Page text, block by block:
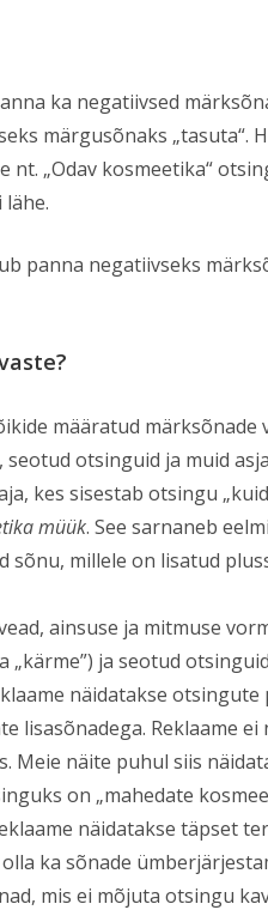
ka negatiivsed
märgusõnaks „tasuta“.
nt. „Odav kosmeetika“
panna negatiivseks
määratud
otsinguid ja muid
kes sisestab otsingu
müük. See sarnaneb
sõnu, millele on lisatud
ainsuse ja mitmuse
ja seotud
näidatakse
lisasõnadega. Reklaame
Meie näite puhul siis
on „mahedate
näidatakse täpset
ka sõnade
mis ei mõjuta otsingu